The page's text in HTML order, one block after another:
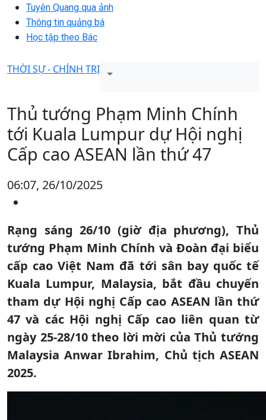
Tuyên Quang qua ảnh
Thông tin quảng bá
Học tập theo Bác
THỜI SỰ - CHÍNH TRỊ
Thủ tướng Phạm Minh Chính
tới Kuala Lumpur dự Hội nghị
Cấp cao ASEAN lần thứ 47
06:07, 26/10/2025
Rạng sáng 26/10 (giờ địa phương), Thủ
tướng Phạm Minh Chính và Đoàn đại biểu
cấp cao Việt Nam đã tới sân bay quốc tế
Kuala Lumpur, Malaysia, bắt đầu chuyến
tham dự Hội nghị Cấp cao ASEAN lần thứ
47 và các Hội nghị Cấp cao liên quan từ
ngày 25-28/10 theo lời mời của Thủ tướng
Malaysia Anwar Ibrahim, Chủ tịch ASEAN
2025.